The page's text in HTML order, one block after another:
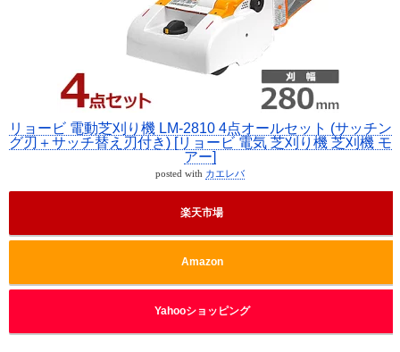
リョービ 電動芝刈り機 LM-2810 4点オールセット (サッチン
グ刃＋サッチ替え刃付き) [リョービ 電気 芝刈り機 芝刈機 モ
アー]
posted with カエレバ
楽天市場
Amazon
Yahooショッピング